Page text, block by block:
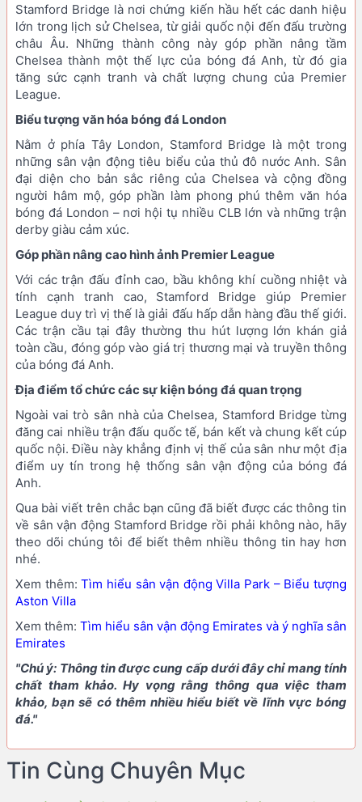
Stamford Bridge là nơi chứng kiến hầu hết các danh hiệu
lớn trong lịch sử Chelsea, từ giải quốc nội đến đấu trường
châu Âu. Những thành công này góp phần nâng tầm
Chelsea thành một thế lực của bóng đá Anh, từ đó gia
tăng sức cạnh tranh và chất lượng chung của Premier
League.
Biểu tượng văn hóa bóng đá London
Nằm ở phía Tây London, Stamford Bridge là một trong
những sân vận động tiêu biểu của thủ đô nước Anh. Sân
đại diện cho bản sắc riêng của Chelsea và cộng đồng
người hâm mộ, góp phần làm phong phú thêm văn hóa
bóng đá London – nơi hội tụ nhiều CLB lớn và những trận
derby giàu cảm xúc.
Góp phần nâng cao hình ảnh Premier League
Với các trận đấu đỉnh cao, bầu không khí cuồng nhiệt và
tính cạnh tranh cao, Stamford Bridge giúp Premier
League duy trì vị thế là giải đấu hấp dẫn hàng đầu thế giới.
Các trận cầu tại đây thường thu hút lượng lớn khán giả
toàn cầu, đóng góp vào giá trị thương mại và truyền thông
của bóng đá Anh.
Địa điểm tổ chức các sự kiện bóng đá quan trọng
Ngoài vai trò sân nhà của Chelsea, Stamford Bridge từng
đăng cai nhiều trận đấu quốc tế, bán kết và chung kết cúp
quốc nội. Điều này khẳng định vị thế của sân như một địa
điểm uy tín trong hệ thống sân vận động của bóng đá
Anh.
Qua bài viết trên chắc bạn cũng đã biết được các thông tin
về sân vận động Stamford Bridge rồi phải không nào, hãy
theo dõi chúng tôi để biết thêm nhiều thông tin hay hơn
nhé.
Xem thêm:Tìm hiểu sân vận động Villa Park – Biểu tượng
Aston Villa
Xem thêm: Tìm hiểu sân vận động Emirates và ý nghĩa sân
Emirates
"Chú ý: Thông tin được cung cấp dưới đây chỉ mang tính
chất tham khảo. Hy vọng rằng thông qua việc tham
khảo, bạn sẽ có thêm nhiều hiểu biết về lĩnh vực bóng
đá."
Tin Cùng Chuyên Mục